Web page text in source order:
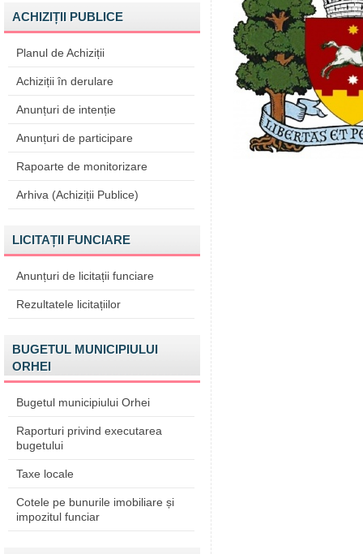
ACHIZIȚII PUBLICE
Planul de Achiziții
Achiziții în derulare
Anunțuri de intenție
Anunțuri de participare
Rapoarte de monitorizare
Arhiva (Achiziții Publice)
LICITAȚII FUNCIARE
Anunțuri de licitații funciare
Rezultatele licitațiilor
BUGETUL MUNICIPIULUI
ORHEI
Bugetul municipiului Orhei
Raporturi privind executarea
bugetului
Taxe locale
Cotele pe bunurile imobiliare și
impozitul funciar